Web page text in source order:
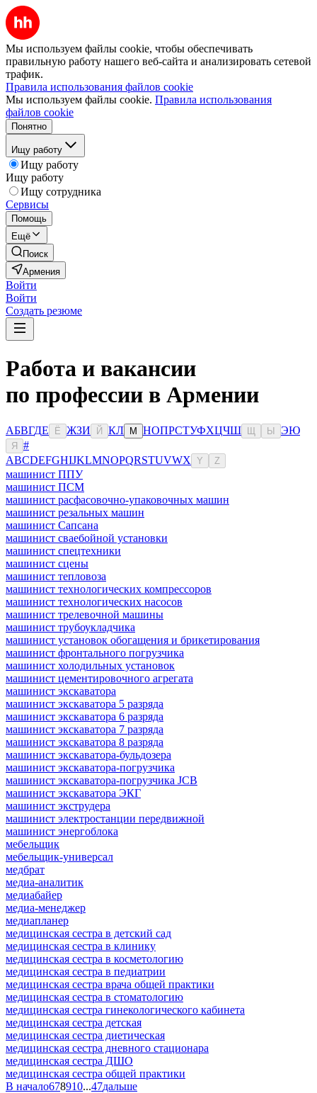
Мы используем файлы cookie, чтобы обеспечивать
правильную работу нашего веб-сайта и анализировать сетевой
трафик.
Правила использования файлов cookie
Мы используем файлы cookie. Правила использования
файлов cookie
Понятно
Ищу работу
Ищу работу
Ищу работу
Ищу сотрудника
Сервисы
Помощь
Ещё
Поиск
Армения
Войти
Войти
Создать резюме
Работа и вакансии
по профессии в Армении
АБВГДЕ Ё ЖЗИ Й КЛ М НОПРСТУФХЦЧШ Ы ЭЮ
Я
#
ABCDEFGHIJKLMNOPQRSTUVWX Y Z
машинист ППУ
машинист ПСМ
машинист расфасовочно-упаковочных машин
машинист резальных машин
машинист Сапсана
машинист сваебойной установки
машинист спецтехники
машинист сцены
машинист тепловоза
машинист технологических компрессоров
машинист технологических насосов
машинист трелевочной машины
машинист трубоукладчика
машинист установок обогащения и брикетирования
машинист фронтального погрузчика
машинист холодильных установок
машинист цементировочного агрегата
машинист экскаватора
машинист экскаватора 5 разряда
машинист экскаватора 6 разряда
машинист экскаватора 7 разряда
машинист экскаватора 8 разряда
машинист экскаватора-бульдозера
машинист экскаватора-погрузчика
машинист экскаватора-погрузчика JCB
машинист экскаватора ЭКГ
машинист экструдера
машинист электростанции передвижной
машинист энергоблока
мебельщик
мебельщик-универсал
медбрат
медиа-аналитик
медиабайер
медиа-менеджер
медиапланер
медицинская сестра в детский сад
медицинская сестра в клинику
медицинская сестра в косметологию
медицинская сестра в педиатрии
медицинская сестра врача общей практики
медицинская сестра в стоматологию
медицинская сестра гинекологического кабинета
медицинская сестра детская
медицинская сестра диетическая
медицинская сестра дневного стационара
медицинская сестра ДШО
медицинская сестра общей практики
В начало678910...47дальше